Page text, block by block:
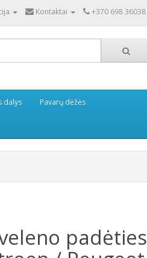
Kontaktai +370 698 36038
dalys Pavarų dėžės
padėties